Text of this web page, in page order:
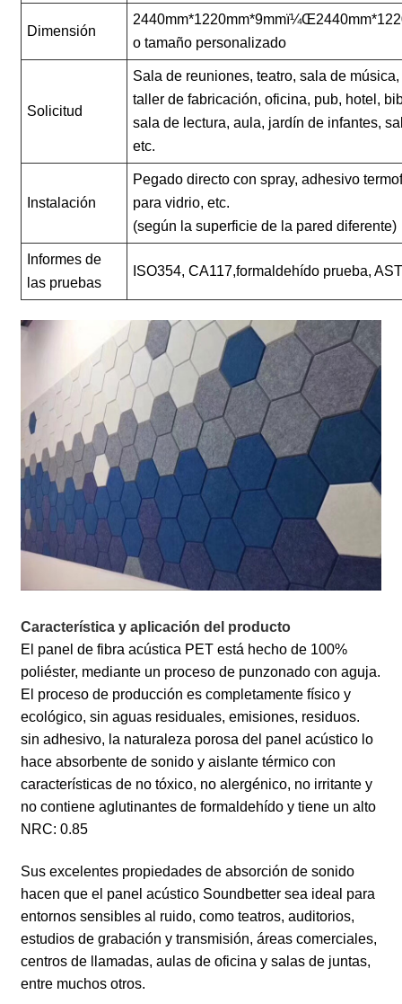
Dimensión
o tamaño personalizado
Solicitud
Sala de reuniones, teatro, sala de
taller de fabricación, oficina, pub, hotel,
sala de lectura, aula, jardín de infantes,
etc.
Instalación
Pegado directo con spray, adhesivo
para vidrio, etc.
(según la superficie de la pared diferente)
Informes de
las pruebas
ISO354, CA117,formaldehído prueba,
Característica y aplicación del producto
El panel de fibra acústica PET está hecho de 100%
poliéster, mediante un proceso de punzonado con aguja.
El proceso de producción es completamente físico y
ecológico, sin aguas residuales, emisiones, residuos.
sin adhesivo, la naturaleza porosa del panel acústico lo
hace absorbente de sonido y aislante térmico con
características de no tóxico, no alergénico, no irritante y
no contiene aglutinantes de formaldehído y tiene un alto
NRC: 0.85
Sus excelentes propiedades de absorción de sonido
hacen que el panel acústico Soundbetter sea ideal para
entornos sensibles al ruido, como teatros, auditorios,
estudios de grabación y transmisión, áreas comerciales,
centros de llamadas, aulas de oficina y salas de juntas,
entre muchos otros.